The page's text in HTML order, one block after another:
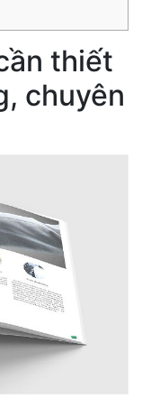
thiết
chuyên